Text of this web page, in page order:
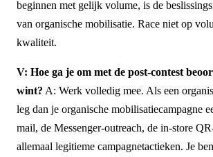
beginnen met gelijk volume, is de
van organische mobilisatie. Race niet op
kwaliteit.
V: Hoe ga je om met de post-contest
wint? A: Werk volledig mee. Als een
leg dan je organische mobilisatiecampagne
mail, de Messenger-outreach, de in-store
allemaal legitieme campagnetactieken. Je